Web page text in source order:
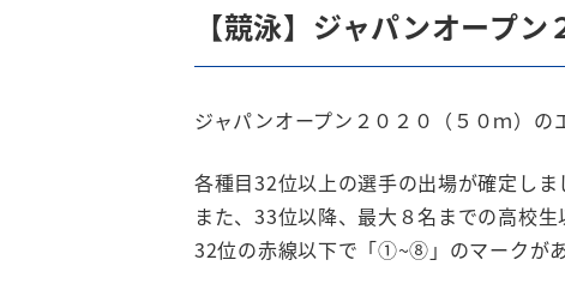
【競泳】ジャパンオープ
ジャパンオープン２０２０（５０ｍ）の
各種目32位以上の選手の出場が確定しま
また、33位以降、最大８名までの高校生
32位の赤線以下で「①~⑧」のマークがあ